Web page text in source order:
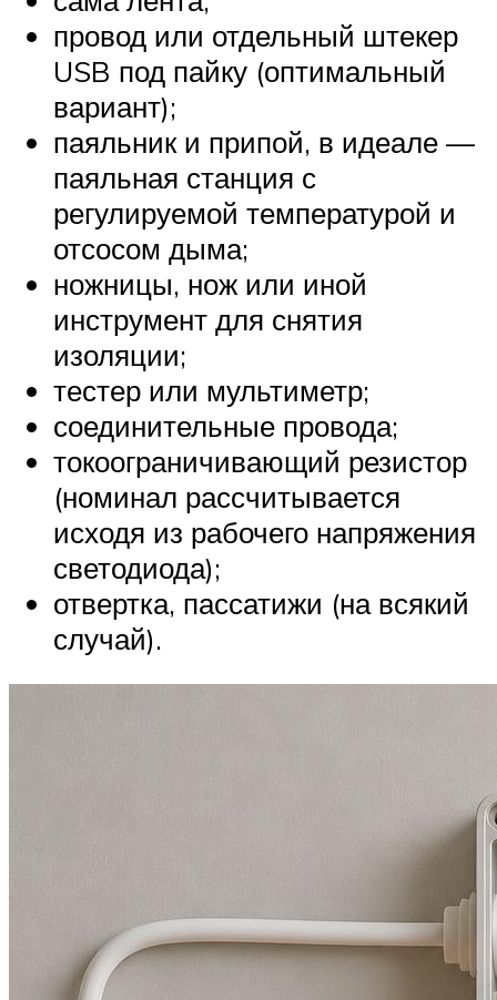
провод или отдельный штекер
USB под пайку (оптимальный
вариант);
паяльник и припой, в идеале —
паяльная станция с
регулируемой температурой и
отсосом дыма;
ножницы, нож или иной
инструмент для снятия
изоляции;
тестер или мультиметр;
соединительные провода;
токоограничивающий резистор
(номинал рассчитывается
исходя из рабочего напряжения
светодиода);
отвертка, пассатижи (на всякий
случай).